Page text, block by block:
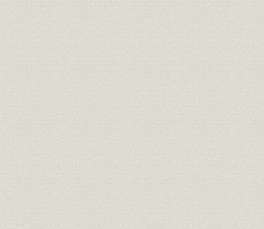
泉パークタウンの造成工事(昭和47年)
第1号マンション、赤坂パークハウス
昭和60年の泉パークタウン
新国際ビルに設けられた三菱住宅センター
金沢文庫分譲地の売出し(昭和46年)
昭和51年ごろの企業広告と47年ごろのノベルティ
重量鉄骨構造の企画型住宅ASSET200
厚木ロイヤルパークホテルのオープニングレセプション(昭和61年)
日比谷シティ前を通過する東京国際女子マラソンの選手たち